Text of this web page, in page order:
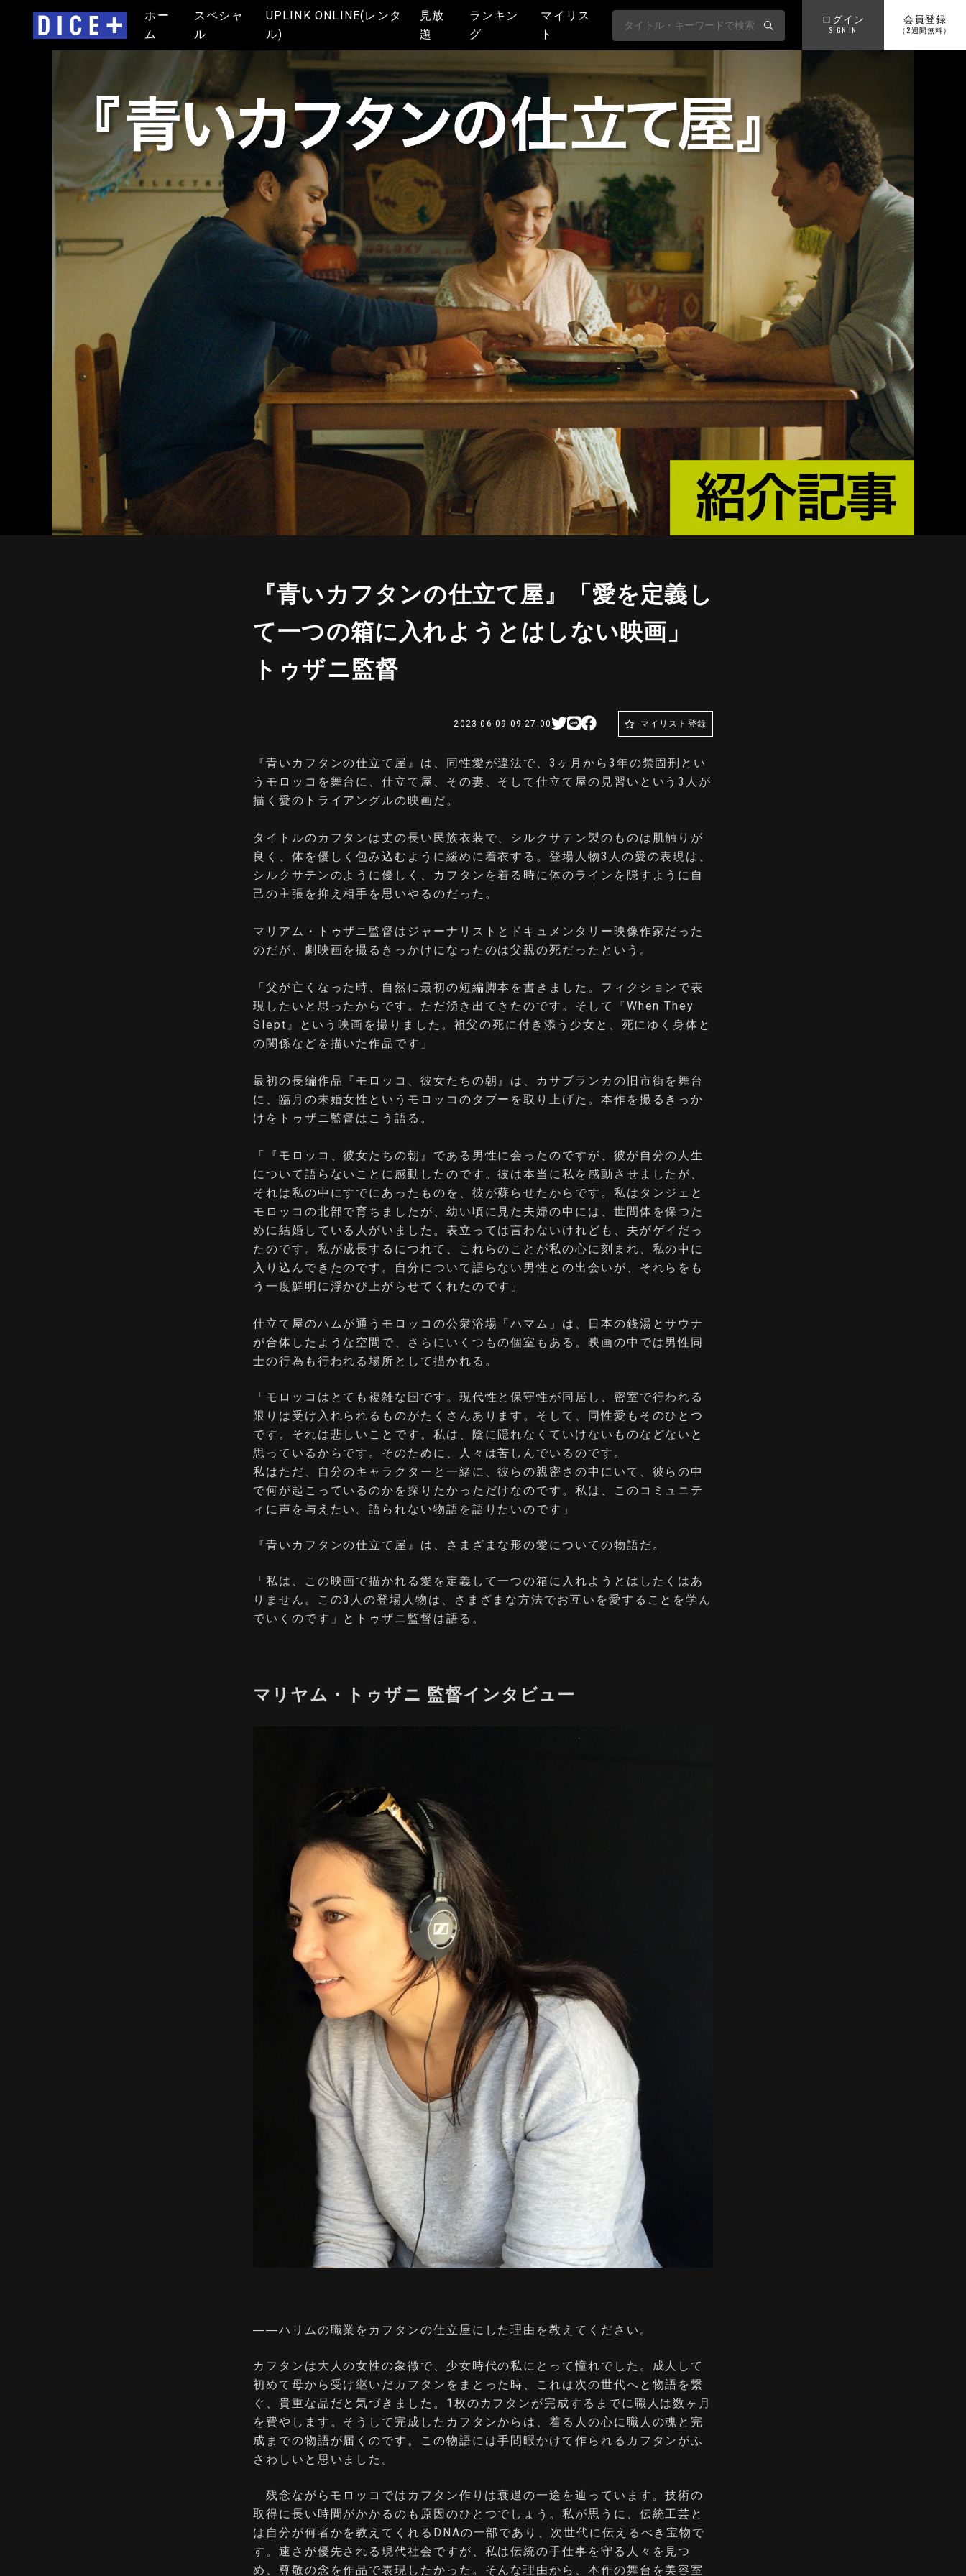
ホー
ム
スペシャ
ル
UPLINK ONLINE(レンタ
ル)
見放
題
ランキン
グ
マイリス
ト
ログイン
SIGN IN
会員登録
（2週間無料）
『青いカフタンの仕立て屋』「愛を定義し
て一つの箱に入れようとはしない映画」
トゥザニ監督
2023-06-09 09:27:00 マイリスト登録
『青いカフタンの仕立て屋』は、同性愛が違法で、3ヶ月から3年の禁固刑とい
うモロッコを舞台に、仕立て屋、その妻、そして仕立て屋の見習いという3人が
描く愛のトライアングルの映画だ。
タイトルのカフタンは丈の長い民族衣装で、シルクサテン製のものは肌触りが
良く、体を優しく包み込むように緩めに着衣する。登場人物3人の愛の表現は、
シルクサテンのように優しく、カフタンを着る時に体のラインを隠すように自
己の主張を抑え相手を思いやるのだった。
マリアム・トゥザニ監督はジャーナリストとドキュメンタリー映像作家だった
のだが、劇映画を撮るきっかけになったのは父親の死だったという。
「父が亡くなった時、自然に最初の短編脚本を書きました。フィクションで表
現したいと思ったからです。ただ湧き出てきたのです。そして『When They
Slept』という映画を撮りました。祖父の死に付き添う少女と、死にゆく身体と
の関係などを描いた作品です」
最初の長編作品『モロッコ、彼女たちの朝』は、カサブランカの旧市街を舞台
に、臨月の未婚女性というモロッコのタブーを取り上げた。本作を撮るきっか
けをトゥザニ監督はこう語る。
「『モロッコ、彼女たちの朝』である男性に会ったのですが、彼が自分の人生
について語らないことに感動したのです。彼は本当に私を感動させましたが、
それは私の中にすでにあったものを、彼が蘇らせたからです。私はタンジェと
モロッコの北部で育ちましたが、幼い頃に見た夫婦の中には、世間体を保つた
めに結婚している人がいました。表立っては言わないけれども、夫がゲイだっ
たのです。私が成長するにつれて、これらのことが私の心に刻まれ、私の中に
入り込んできたのです。自分について語らない男性との出会いが、それらをも
う一度鮮明に浮かび上がらせてくれたのです」
仕立て屋のハムが通うモロッコの公衆浴場「ハマム」は、日本の銭湯とサウナ
が合体したような空間で、さらにいくつもの個室もある。映画の中では男性同
士の行為も行われる場所として描かれる。
「モロッコはとても複雑な国です。現代性と保守性が同居し、密室で行われる
限りは受け入れられるものがたくさんあります。そして、同性愛もそのひとつ
です。それは悲しいことです。私は、陰に隠れなくていけないものなどないと
思っているからです。そのために、人々は苦しんでいるのです。
私はただ、自分のキャラクターと一緒に、彼らの親密さの中にいて、彼らの中
で何が起こっているのかを探りたかっただけなのです。私は、このコミュニテ
ィに声を与えたい。語られない物語を語りたいのです」
『青いカフタンの仕立て屋』は、さまざまな形の愛についての物語だ。
「私は、この映画で描かれる愛を定義して一つの箱に入れようとはしたくはあ
りません。この3人の登場人物は、さまざまな方法でお互いを愛することを学ん
でいくのです」とトゥザニ監督は語る。
マリヤム・トゥザニ 監督インタビュー
――ハリムの職業をカフタンの仕立屋にした理由を教えてください。
カフタンは大人の女性の象徴で、少女時代の私にとって憧れでした。成人して
初めて母から受け継いだカフタンをまとった時、これは次の世代へと物語を繋
ぐ、貴重な品だと気づきました。1枚のカフタンが完成するまでに職人は数ヶ月
を費やします。そうして完成したカフタンからは、着る人の心に職人の魂と完
成までの物語が届くのです。この物語には手間暇かけて作られるカフタンがふ
さわしいと思いました。
残念ながらモロッコではカフタン作りは衰退の一途を辿っています。技術の
取得に長い時間がかかるのも原因のひとつでしょう。私が思うに、伝統工芸と
は自分が何者かを教えてくれるDNAの一部であり、次世代に伝えるべき宝物で
す。速さが優先される現代社会ですが、私は伝統の手仕事を守る人々を見つ
め、尊敬の念を作品で表現したかった。そんな理由から、本作の舞台を美容室